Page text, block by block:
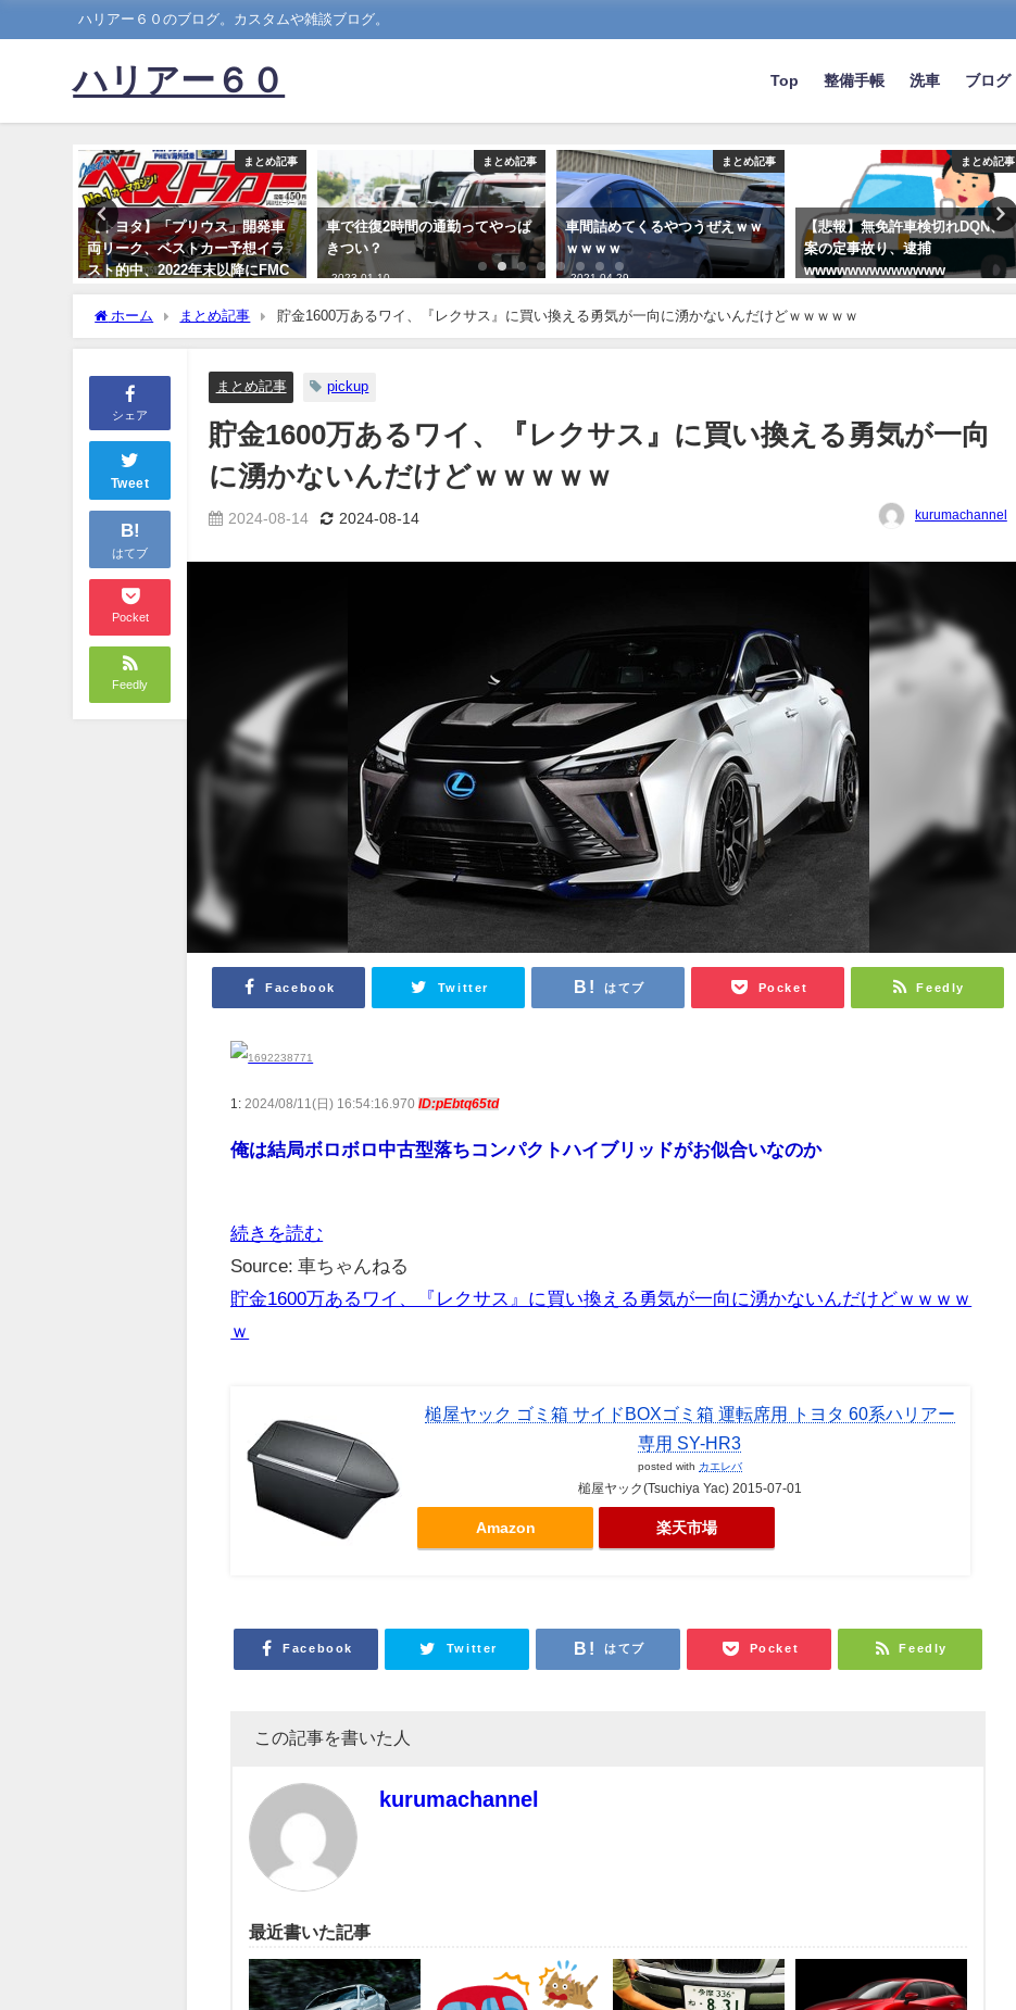
ハリアー６０のブログ。カスタムや雑談ブログ。
ハリアー６０ Top 整備手帳 洗車 ブログ
まとめ記事
【トヨタ】「プリウス」開発車
両リーク、ベストカー予想イラ
スト的中、2022年末以降にFMC
予定
2022-09-19
まとめ記事
車で往復2時間の通勤ってやっぱ
きつい？
2023-01-10
まとめ記事
車間詰めてくるやつうぜえｗｗ
ｗｗｗｗ
2021-04-29
まとめ記事
【悲報】無免許車検切れDQN、
案の定事故り、逮捕
wwwwwwwwwwwww
ホーム まとめ記事 貯金1600万あるワイ、『レクサス』に買い換える勇気が一向に湧かないんだけどｗｗｗｗｗ
シェア
Tweet
B!
はてブ
Pocket
Feedly
まとめ記事 pickup
貯金1600万あるワイ、『レクサス』に買い換える勇気が一向
に湧かないんだけどｗｗｗｗｗ
2024-08-14 2024-08-14 kurumachannel
Facebook Twitter はてブ Pocket Feedly
1: 2024/08/11(日) 16:54:16.970ID:pEbtq65td
俺は結局ボロボロ中古型落ちコンパクトハイブリッドがお似合いなのか
続きを読む
Source: 車ちゃんねる
貯金1600万あるワイ、『レクサス』に買い換える勇気が一向に湧かないんだけどｗｗｗｗ
ｗ
槌屋ヤック ゴミ箱 サイドBOXゴミ箱 運転席用 トヨタ 60系ハリアー
専用 SY-HR3
posted with カエレバ
槌屋ヤック(Tsuchiya Yac) 2015-07-01
Amazon 楽天市場
Facebook Twitter はてブ Pocket Feedly
この記事を書いた人
kurumachannel
最近書いた記事